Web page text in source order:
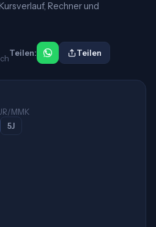
Rechner und
Teilen: Teilen
MMK
5J